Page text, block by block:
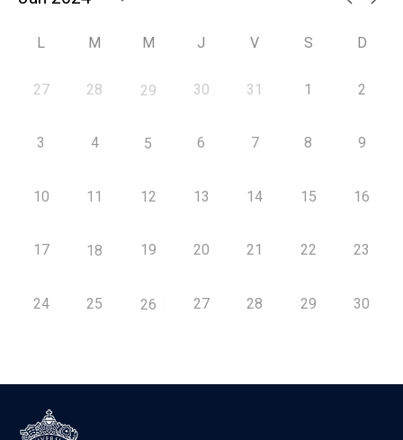
L M M J V S D
27 28 29 30 31 1 2
3 4 5 6 7 8 9
10 11 12 13 14 15 16
17 18 19 20 21 22 23
24 25 26 27 28 29 30